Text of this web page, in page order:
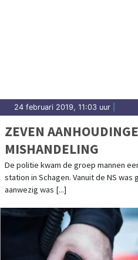
24 februari 2019, 11:03 uur
ZEVEN
MISHANDELING
De politie kwam de groep mannen
station in Schagen. Vanuit de NS
aanwezig was [...]